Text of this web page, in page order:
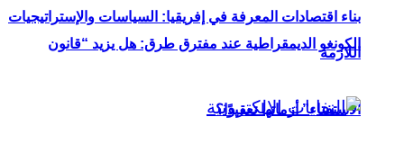
الكونغو الديمقراطية عند مفترق طرق: هل يزيد “قانون
الاستفتاء” أزماتها تعقيدًا؟
بناء اقتصادات المعرفة في إفريقيا: السياسات والإستراتيجيات
اللازمة